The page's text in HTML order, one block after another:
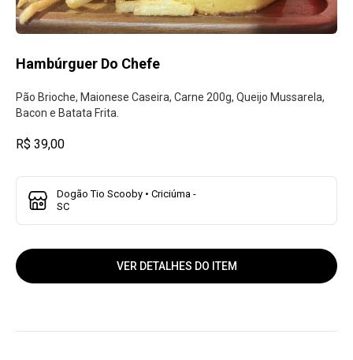
Hambúrguer Do Chefe
Pão Brioche, Maionese Caseira, Carne 200g, Queijo Mussarela,
Bacon e Batata Frita.
R$ 39,00
Dogão Tio Scooby • Criciúma -
SC
VER DETALHES DO ITEM